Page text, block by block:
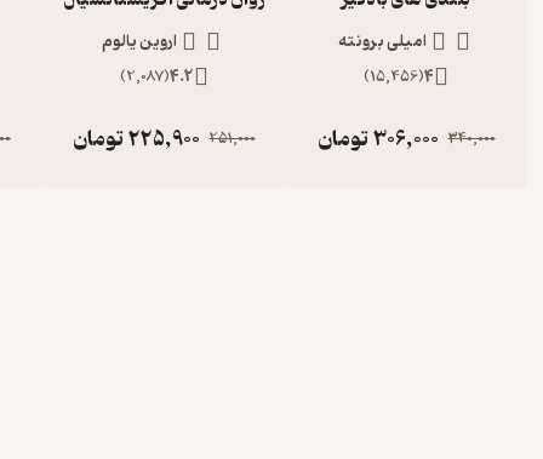
امیلی برونته
4
(
15,456
)
340,000
306,000تومان
اروین یالوم
4.2
(
2,087
)
251,000
225,900تومان